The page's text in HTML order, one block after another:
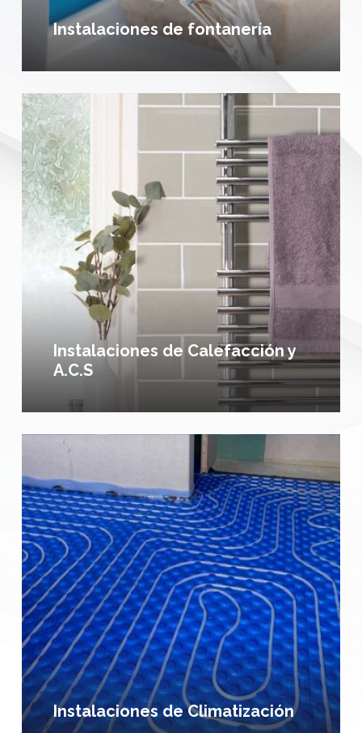
Instalaciones de fontanería
Instalaciones de Calefacción y
A.C.S
Instalaciones de Climatización